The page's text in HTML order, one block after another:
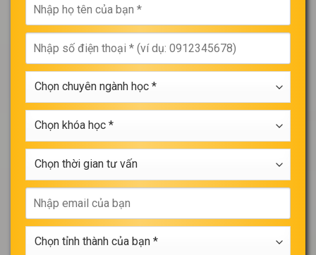
họ
tên
của
bạn
*
số
điện
thoại
chuyên
ngành
học
khóa
học
thời
gian
tư
vấnemail
của
bạn
tỉnh